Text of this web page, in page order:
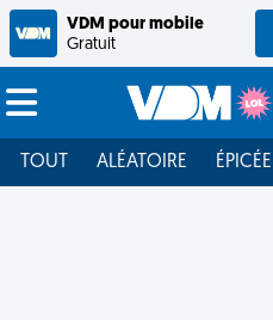
VDM pour mobile
Gratuit
TOUT ALÉATOIRE ÉPICÉE